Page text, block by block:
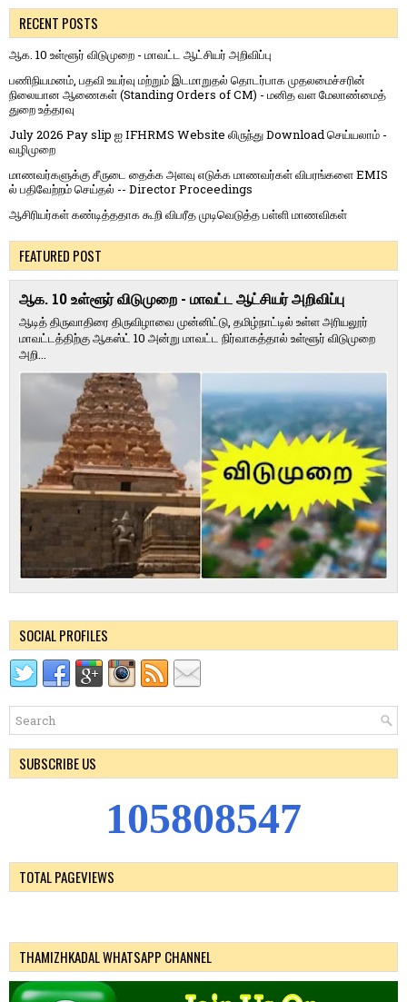
RECENT POSTS
ஆக. 10 உள்ளூர் விடுமுறை - மாவட்ட ஆட்சியர் அறிவிப்பு
பணிநியமனம், பதவி உயர்வு மற்றும் இடமாறுதல் தொடர்பாக முதலமைச்சரின்
நிலையான ஆணைகள் (Standing Orders of CM) - மனித வள மேலாண்மைத்
துறை உத்தரவு
July 2026 Pay slip ஐ IFHRMS Website லிருந்து Download செய்யலாம் -
வழிமுறை
மாணவர்களுக்கு சீருடை தைக்க அளவு எடுக்க மாணவர்கள் விபரங்களை EMIS
ல் பதிவேற்றம் செய்தல் -- Director Proceedings
ஆசிரியர்கள் கண்டித்ததாக கூறி விபரீத முடிவெடுத்த பள்ளி மாணவிகள்
FEATURED POST
ஆக. 10 உள்ளூர் விடுமுறை - மாவட்ட ஆட்சியர் அறிவிப்பு
ஆடித் திருவாதிரை திருவிழாவை முன்னிட்டு, தமிழ்நாட்டில் உள்ள அரியலூர்
மாவட்டத்திற்கு ஆகஸ்ட் 10 அன்று மாவட்ட நிர்வாகத்தால் உள்ளூர் விடுமுறை
அறி...
SOCIAL PROFILES
SUBSCRIBE US
105808547
TOTAL PAGEVIEWS
THAMIZHKADAL WHATSAPP CHANNEL